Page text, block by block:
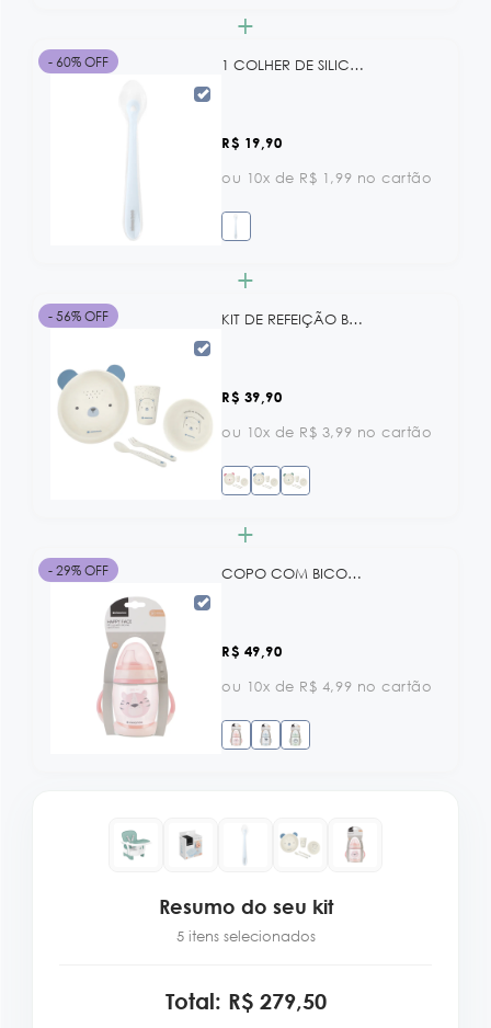
+
1 COLHER DE SILICONE COM ESTOJO BLUE KB
R$ 19,90
ou 10x de R$ 1,99 no cartão
- 60% OFF
+
KIT DE REFEIÇÃO BEAR WITH ME BLUE KB
R$ 39,90
ou 10x de R$ 3,99 no cartão
- 56% OFF
+
COPO COM BICO DE SILICONE 200 ML HAPPY FACE BLUE KB
R$ 49,90
ou 10x de R$ 4,99 no cartão
- 29% OFF
Resumo do seu kit
5 itens selecionados
Total: R$ 279,50